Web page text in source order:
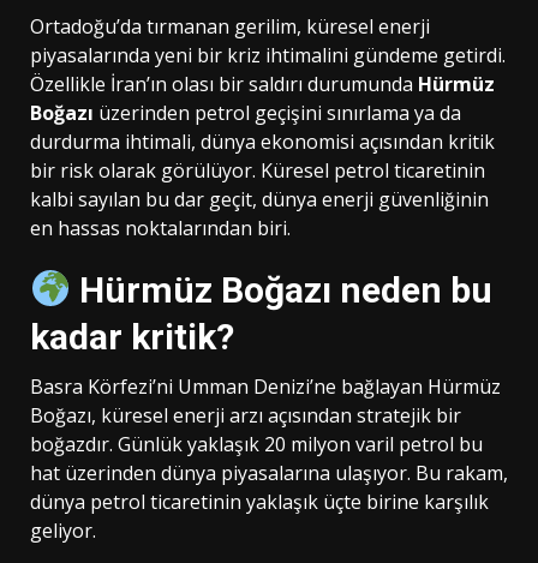
Ortadoğu’da tırmanan gerilim, küresel enerji
piyasalarında yeni bir kriz ihtimalini gündeme getirdi.
Özellikle İran’ın olası bir saldırı durumunda Hürmüz
Boğazı üzerinden petrol geçişini sınırlama ya da
durdurma ihtimali, dünya ekonomisi açısından kritik
bir risk olarak görülüyor. Küresel petrol ticaretinin
kalbi sayılan bu dar geçit, dünya enerji güvenliğinin
en hassas noktalarından biri.
Hürmüz Boğazı neden bu
kadar kritik?
Basra Körfezi’ni Umman Denizi’ne bağlayan Hürmüz
Boğazı, küresel enerji arzı açısından stratejik bir
boğazdır. Günlük yaklaşık 20 milyon varil petrol bu
hat üzerinden dünya piyasalarına ulaşıyor. Bu rakam,
dünya petrol ticaretinin yaklaşık üçte birine karşılık
geliyor.